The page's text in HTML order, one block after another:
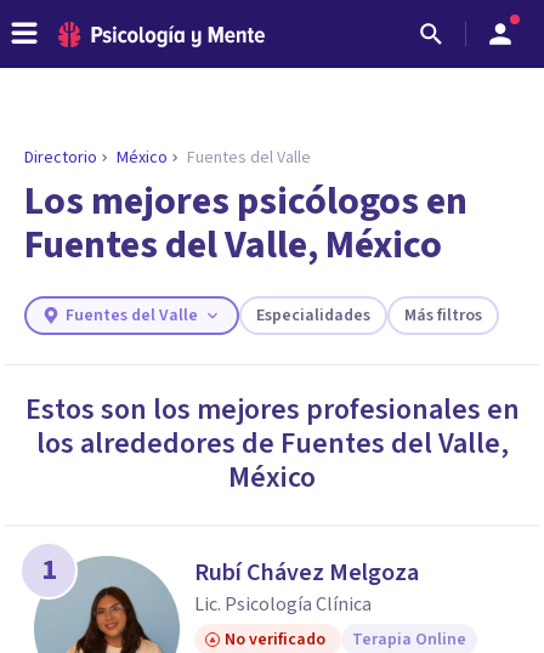
ENCONTRAR MI TERAPEUTA
¿Necesitas ayuda para encontrar el
psicólogo adecuado?
Responde a unas breves preguntas y te ofreceremos
necesidades.
Directorio México Fuentes del Valle
Los mejores psicólogos en
Fuentes del Valle, México
Fuentes del Valle Especialidades Más filtros
Estos son los mejores profesionales en
los alrededores de Fuentes del Valle,
México
1 Rubí Chávez Melgoza
Lic. Psicología Clínica
No verificado Terapia Online